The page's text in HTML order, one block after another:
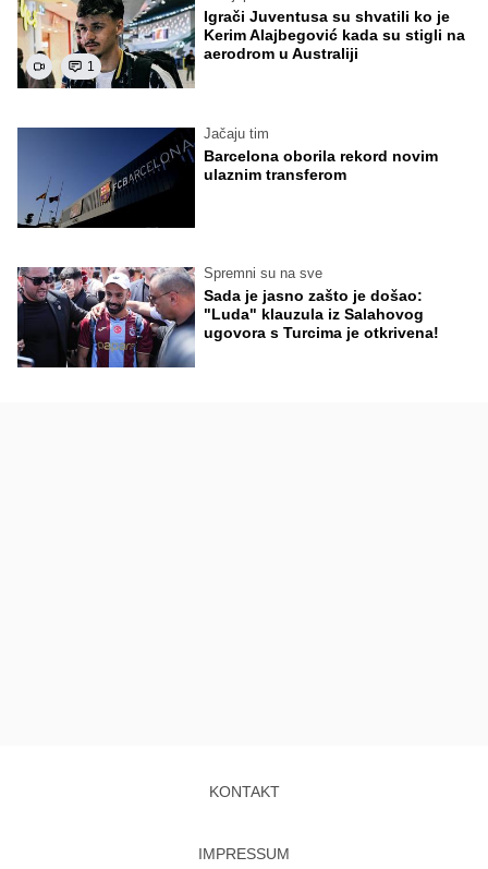
1
Igrači Juventusa su shvatili ko je
Kerim Alajbegović kada su stigli na
aerodrom u Australiji
Jačaju tim
Barcelona oborila rekord novim
ulaznim transferom
Spremni su na sve
Sada je jasno zašto je došao:
"Luda" klauzula iz Salahovog
ugovora s Turcima je otkrivena!
KONTAKT
IMPRESSUM